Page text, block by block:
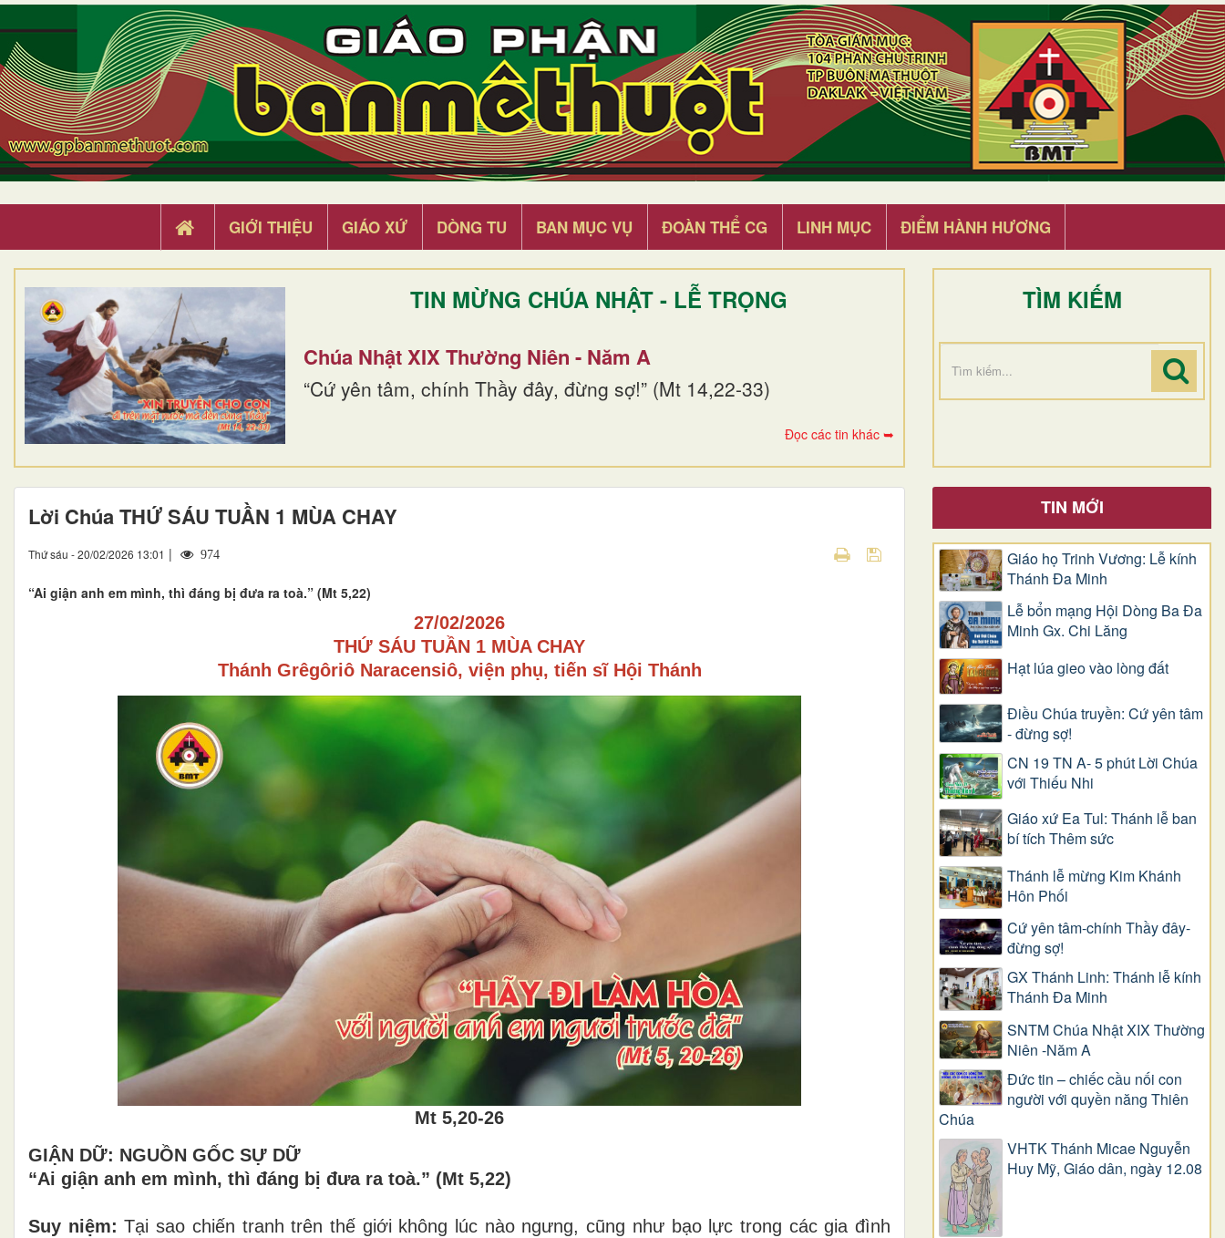
GIỚI THIỆU GIÁO XỨ DÒNG TU BAN MỤC VỤ ĐOÀN THỂ CG LINH MỤC ĐIỂM HÀNH HƯƠNG
TIN MỪNG CHÚA NHẬT - LỄ TRỌNG
Chúa Nhật XIX Thường Niên - Năm A
“Cứ yên tâm, chính Thầy đây, đừng sợ!” (Mt 14,22-33)
Đọc các tin khác ➥
TÌM KIẾM
Lời Chúa THỨ SÁU TUẦN 1 MÙA CHAY
Thứ sáu - 20/02/2026 13:01 | 974
“Ai giận anh em mình, thì đáng bị đưa ra toà.” (Mt 5,22)
27/02/2026
THỨ SÁU TUẦN 1 MÙA CHAY
Thánh Grêgôriô Naracensiô, viện phụ, tiến sĩ Hội Thánh
Mt 5,20-26
GIẬN DỮ: NGUỒN GỐC SỰ DỮ
“Ai giận anh em mình, thì đáng bị đưa ra toà.” (Mt 5,22)
Suy niệm: Tại sao chiến tranh trên thế giới không lúc nào ngưng, cũng như bạo lực trong các gia đình
TIN MỚI
Giáo họ Trinh Vương: Lễ kính
Thánh Đa Minh
Lễ bổn mạng Hội Dòng Ba Đa
Minh Gx. Chi Lăng
Hạt lúa gieo vào lòng đất
Điều Chúa truyền: Cứ yên tâm
- đừng sợ!
CN 19 TN A- 5 phút Lời Chúa
với Thiếu Nhi
Giáo xứ Ea Tul: Thánh lễ ban
bí tích Thêm sức
Thánh lễ mừng Kim Khánh
Hôn Phối
Cứ yên tâm-chính Thầy đây-
đừng sợ!
GX Thánh Linh: Thánh lễ kính
Thánh Đa Minh
SNTM Chúa Nhật XIX Thường
Niên -Năm A
Đức tin – chiếc cầu nối con
người với quyền năng Thiên
Chúa
VHTK Thánh Micae Nguyễn
Huy Mỹ, Giáo dân, ngày 12.08